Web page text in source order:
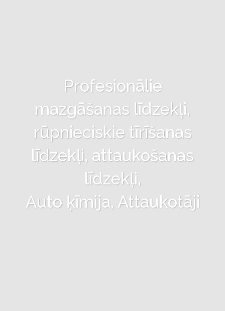
Profesionālie
mazgāšanas līdzekļi,
rūpnieciskie tīrīšanas
līdzekļi, attaukošanas
līdzekļi,
Auto ķīmija, Attaukotāji